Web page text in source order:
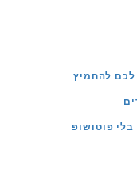
לכם להחמיץ